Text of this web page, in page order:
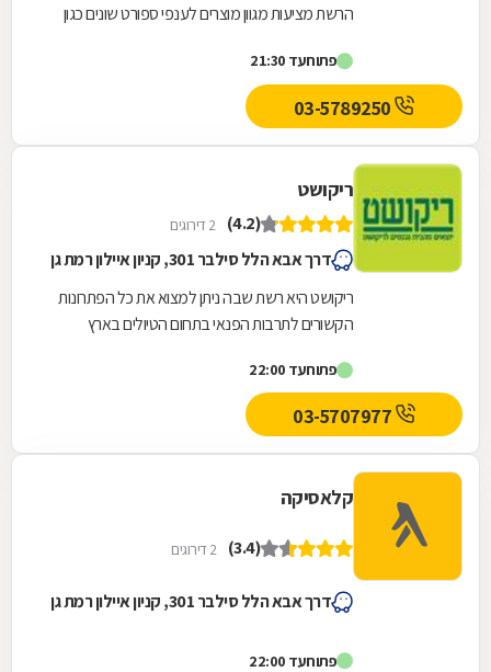
הרשת מציעות מגוון מוצרים לענפי ספורט שונים כגון
פתוחעד 21:30
03-5789250
ריקושט
(4.2) 2 דירוגים
דרך אבא הלל סילבר 301, קניון איילון רמת גן
ריקושט היא רשת שבה ניתן למצוא את כל הפתרונות
הקשורים לתרבות הפנאי בתחום הטיולים בארץ
פתוחעד 22:00
קלאסיקה
(3.4) 2 דירוגים
דרך אבא הלל סילבר 301, קניון איילון רמת גן
פתוחעד 22:00